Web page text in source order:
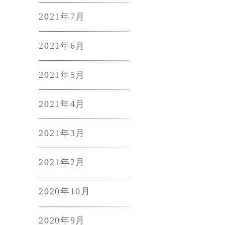
2021年7月
2021年6月
2021年5月
2021年4月
2021年3月
2021年2月
2020年10月
2020年9月